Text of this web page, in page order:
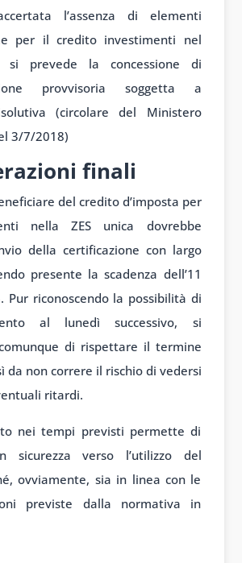
l’assenza di elementi
per il credito investimenti nel
si prevede la concessione di
provvisoria soggetta a
(circolare del Ministero
3/7/2018)
finali
del credito d’imposta per
nella ZES unica dovrebbe
della certificazione con largo
presente la scadenza dell’11
Pur riconoscendo la possibilità di
al lunedì successivo, si
di rispettare il termine
da non correre il rischio di vedersi
ritardi.
nei tempi previsti permette di
sicurezza verso l’utilizzo del
ovviamente, sia in linea con le
previste dalla normativa in